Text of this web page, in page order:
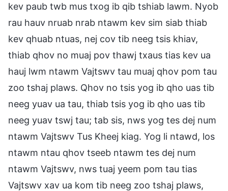
kev paub twb mus txog ib qib tshiab lawm. Nyob
rau hauv nruab nrab ntawm kev sim siab thiab
kev qhuab ntuas, nej cov tib neeg tsis khiav,
thiab qhov no muaj pov thawj txaus tias kev ua
hauj lwm ntawm Vajtswv tau muaj qhov pom tau
zoo tshaj plaws. Qhov no tsis yog ib qho uas tib
neeg yuav ua tau, thiab tsis yog ib qho uas tib
neeg yuav tswj tau; tab sis, nws yog tes dej num
ntawm Vajtswv Tus Kheej kiag. Yog li ntawd, los
ntawm ntau qhov tseeb ntawm tes dej num
ntawm Vajtswv, nws tuaj yeem pom tau tias
Vajtswv xav ua kom tib neeg zoo tshaj plaws,